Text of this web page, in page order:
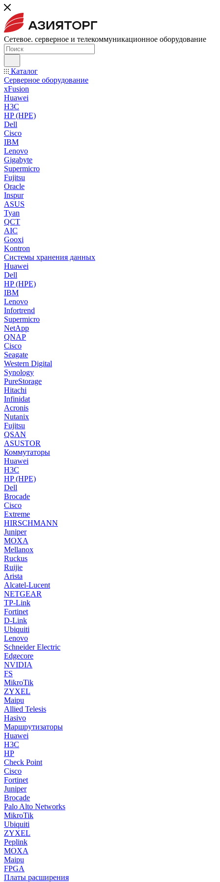
Сетевое. серверное и телекоммуникационное оборудование
Каталог
Серверное оборудование
xFusion
Huawei
H3C
HP (HPE)
Dell
Cisco
IBM
Lenovo
Gigabyte
Supermicro
Fujitsu
Oracle
Inspur
ASUS
Tyan
QCT
AIC
Gooxi
Kontron
Системы хранения данных
Huawei
Dell
HP (HPE)
IBM
Lenovo
Infortrend
Supermicro
NetApp
QNAP
Cisco
Seagate
Western Digital
Synology
PureStorage
Hitachi
Infinidat
Acronis
Nutanix
Fujitsu
QSAN
ASUSTOR
Коммутаторы
Huawei
H3C
HP (HPE)
Dell
Brocade
Cisco
Extreme
HIRSCHMANN
Juniper
MOXA
Mellanox
Ruckus
Ruijie
Arista
Alcatel-Lucent
NETGEAR
TP-Link
Fortinet
D-Link
Ubiquiti
Lenovo
Schneider Electric
Edgecore
NVIDIA
FS
MikroTik
ZYXEL
Maipu
Allied Telesis
Hasivo
Маршрутизаторы
Huawei
H3C
HP
Check Point
Cisco
Fortinet
Juniper
Brocade
Palo Alto Networks
MikroTik
Ubiquiti
ZYXEL
Peplink
MOXA
Maipu
FPGA
Платы расширения